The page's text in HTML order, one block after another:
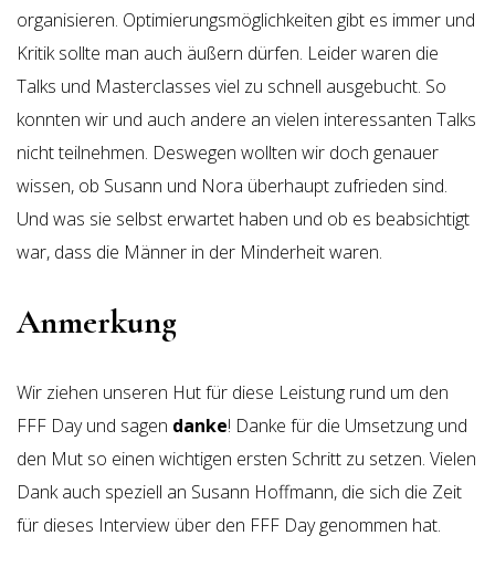
organisieren. Optimierungsmöglichkeiten gibt es immer und
Kritik sollte man auch äußern dürfen. Leider waren die
Talks und Masterclasses viel zu schnell ausgebucht. So
konnten wir und auch andere an vielen interessanten Talks
nicht teilnehmen. Deswegen wollten wir doch genauer
wissen, ob Susann und Nora überhaupt zufrieden sind.
Und was sie selbst erwartet haben und ob es beabsichtigt
war, dass die Männer in der Minderheit waren.
Anmerkung
Wir ziehen unseren Hut für diese Leistung rund um den
FFF Day und sagen danke! Danke für die Umsetzung und
den Mut so einen wichtigen ersten Schritt zu setzen. Vielen
Dank auch speziell an Susann Hoffmann, die sich die Zeit
für dieses Interview über den FFF Day genommen hat.